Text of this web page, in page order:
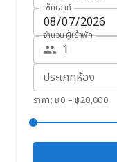
เช็คเอาท์
จำนวนผู้เข้าพัก
ประเภทห้อง
ราคา: ฿0 – ฿20,000